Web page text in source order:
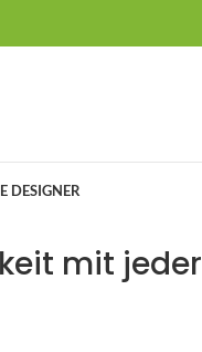
DESIGNER
mit jeder